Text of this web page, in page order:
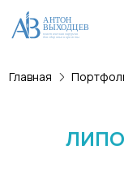
Пластика лица
Пластика груди
Главная